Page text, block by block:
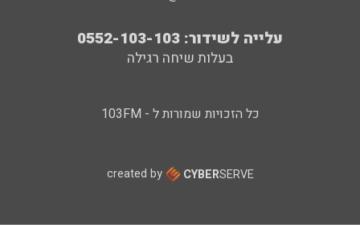
עלייה לשידור: 0552-103-103
בעלות שיחה רגילה
כל הזכויות שמורות ל - 103FM
created by CYBERSERVE